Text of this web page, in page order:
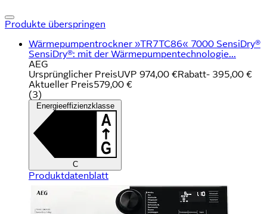
Produkte überspringen
Wärmepumpentrockner »TR7TC86« 7000 SensiDry®
SensiDry®: mit der Wärmepumpentechnologie...
AEG
Ursprünglicher PreisUVP 974,00 €Rabatt- 395,00 €
Aktueller Preis579,00 €
(3)
Energieeffizienzklasse
C
Produktdatenblatt